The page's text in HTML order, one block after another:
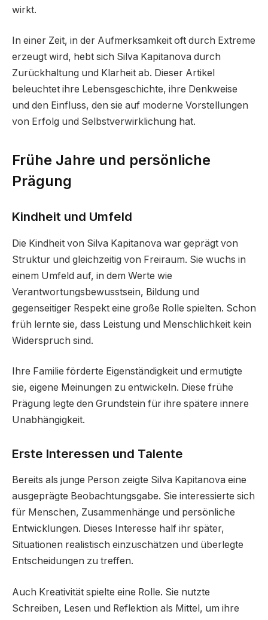
wirkt.
In einer Zeit, in der Aufmerksamkeit oft durch Extreme
erzeugt wird, hebt sich Silva Kapitanova durch
Zurückhaltung und Klarheit ab. Dieser Artikel
beleuchtet ihre Lebensgeschichte, ihre Denkweise
und den Einfluss, den sie auf moderne Vorstellungen
von Erfolg und Selbstverwirklichung hat.
Frühe Jahre und persönliche
Prägung
Kindheit und Umfeld
Die Kindheit von Silva Kapitanova war geprägt von
Struktur und gleichzeitig von Freiraum. Sie wuchs in
einem Umfeld auf, in dem Werte wie
Verantwortungsbewusstsein, Bildung und
gegenseitiger Respekt eine große Rolle spielten. Schon
früh lernte sie, dass Leistung und Menschlichkeit kein
Widerspruch sind.
Ihre Familie förderte Eigenständigkeit und ermutigte
sie, eigene Meinungen zu entwickeln. Diese frühe
Prägung legte den Grundstein für ihre spätere innere
Unabhängigkeit.
Erste Interessen und Talente
Bereits als junge Person zeigte Silva Kapitanova eine
ausgeprägte Beobachtungsgabe. Sie interessierte sich
für Menschen, Zusammenhänge und persönliche
Entwicklungen. Dieses Interesse half ihr später,
Situationen realistisch einzuschätzen und überlegte
Entscheidungen zu treffen.
Auch Kreativität spielte eine Rolle. Sie nutzte
Schreiben, Lesen und Reflektion als Mittel, um ihre